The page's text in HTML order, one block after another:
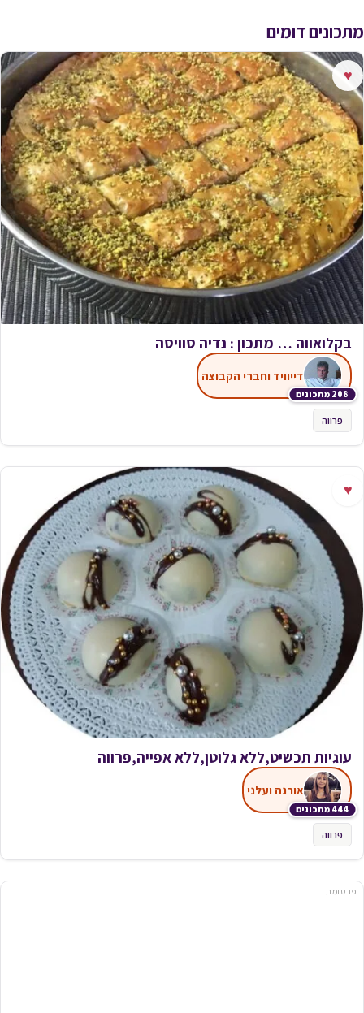
מתכונים דומים
♥
בקלואווה … מתכון : נדיה סוויסה
208 מתכונים
דייוויד וחברי הקבוצה
פרווה
♥
עוגיות תכשיט,ללא גלוטן,ללא אפייה,פרווה
444 מתכונים
אורנה ועלני
פרווה
פרסומת